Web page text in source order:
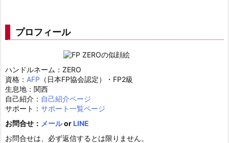
プロフィール
ハンドルネーム：ZERO
資格： AFP （日本FP協会認定）・FP2級
生息地：関西
自己紹介： 自己紹介ページ
サポート： サポート一覧ページ
お問合せ： メールor LINE
お問合せは、必ず返信するとは限りません。